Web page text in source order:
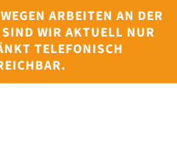
ARBEITEN AN DER
WIR AKTUELL NUR
TELEFONISCH
HOME